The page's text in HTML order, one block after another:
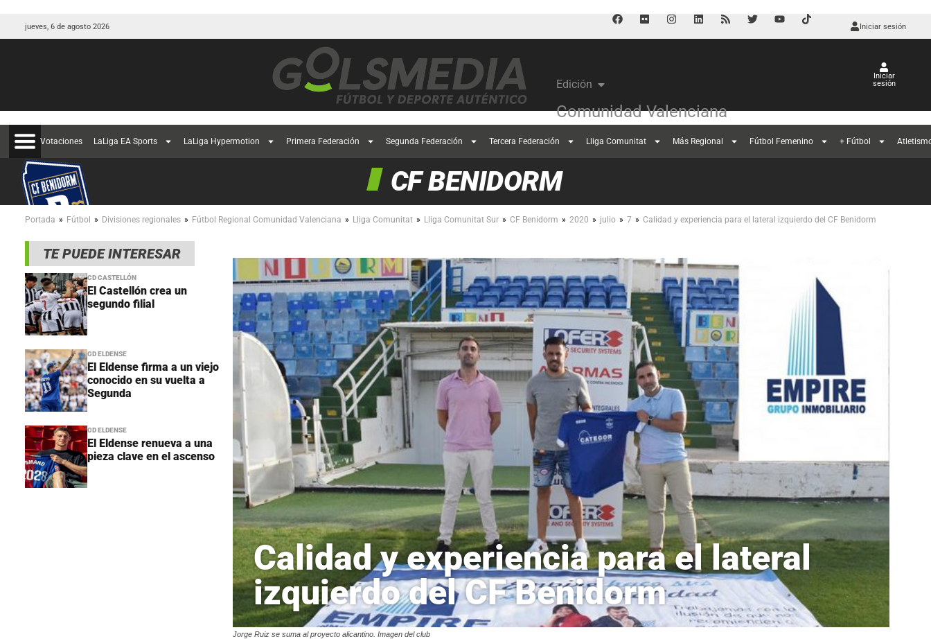
jueves, 6 de agosto 2026 Iniciar sesión
Edición
Comunidad Valenciana
Iniciar
sesión
Votaciones LaLiga EA Sports LaLiga Hypermotion Primera Federación Segunda Federación Tercera Federación Lliga Comunitat Más Regional Fútbol Femenino + Fútbol
CF BENIDORM
Portada » Fútbol » Divisiones regionales » Fútbol Regional Comunidad Valenciana » Lliga Comunitat » Lliga Comunitat Sur » CF Benidorm » 2020 » julio » 7 » Calidad y experiencia para el lateral izquierdo del CF Benidorm
TE PUEDE INTERESAR
CD CASTELLÓN
El Castellón crea un
segundo filial
CD ELDENSE
El Eldense firma a un viejo
conocido en su vuelta a
Segunda
CD ELDENSE
El Eldense renueva a una
pieza clave en el ascenso
Calidad y experiencia para el lateral
izquierdo del CF Benidorm
Jorge Ruiz se suma al proyecto alicantino. Imagen del club